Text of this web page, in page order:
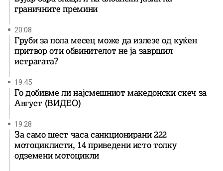
граничните премини
20:08
Груби за пола месец може да излезе од куќен
притвор оти обвинителот не ја завршил
истрагата?
19:45
Го добивме ли најсмешниот македонски скеч за
Август (ВИДЕО)
19:28
За само шест часа санкционирани 222
мотоциклисти, 14 приведени исто толку
одземени мотоцикли